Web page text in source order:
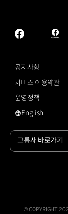
facebook
hmg
공지사항
서비스 이용약관
운영정책
영문 사이트로 이동
English
그룹사 바로가기
© COPYRIGHT